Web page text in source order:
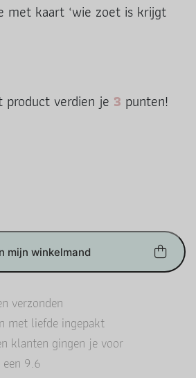
met kaart ‘wie zoet is krijgt
product verdien je 3 punten!
mijn winkelmand
verzonden
met liefde ingepakt
klanten gingen je voor
9.6